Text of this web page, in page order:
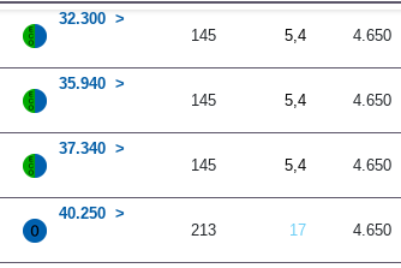
32.300
145
5,4 4.650
35.940
145
5,4 4.650
37.340
145
5,4 4.650
40.250
213
17 4.650